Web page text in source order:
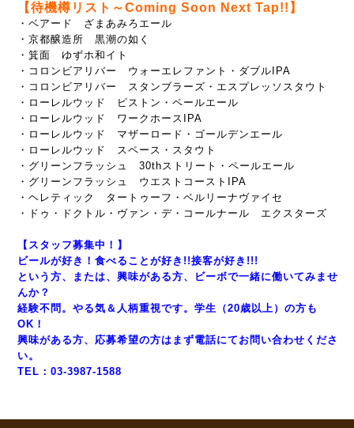
【待機樽リスト～Coming Soon Next Tap!!】
・ベアード ざまあみろエール
・京都醸造所 黒潮の如く
・箕面 ゆずホ和イト
・コロンビアリバー ウォーエレファント・ダブルIPA
・コロンビアリバー スタンブラーズ・エスプレッソスタウト
・ローレルウッド ピストン・ペールエール
・ローレルウッド ワークホースIPA
・ローレルウッド マザーロード・ゴールデンエール
・ローレルウッド スペース・スタウト
・グリーンフラッシュ 30thストリート・ペールエール
・グリーンフラッシュ ウエストコーストIPA
・ヘレティック タートゥーフ・ベルリーナヴァイセ
・ドゥ・ドクトル・ヴァン・デ・コールナール エクスターズ
【スタッフ募集中！】
ビールが好き！食べることが好き!!接客が好き!!!
という方、または、興味がある方、ビーボで一緒に働いてみませ
んか？
経験不問。やる気＆人柄重視です。学生（20歳以上）の方も
OK！
興味がある方、応募希望の方はまず電話にてお問い合わせくださ
い。
TEL：03-3987-1588